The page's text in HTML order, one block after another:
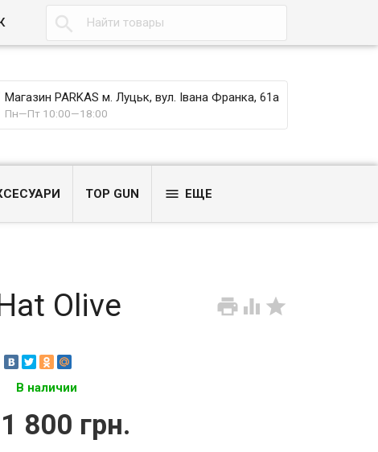

Магазин PARKAS м. Луцьк, вул. Івана Франка, 61а
Пн—Пт 10:00—18:00
TOP GUN  ЕЩЕ
  
Olive
В наличии
1 800 грн.